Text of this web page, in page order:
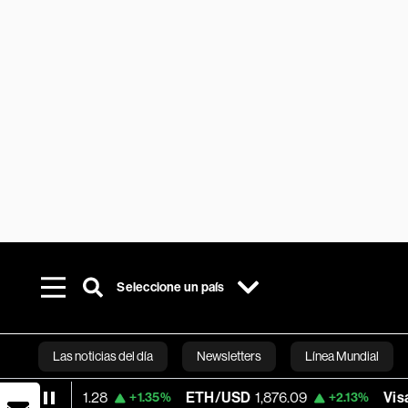
Seleccione un país
Las noticias del día Newsletters Línea Mundial
Bloomberg
ETH/USD 1,876.09 +2.13% Visa 366.13 -